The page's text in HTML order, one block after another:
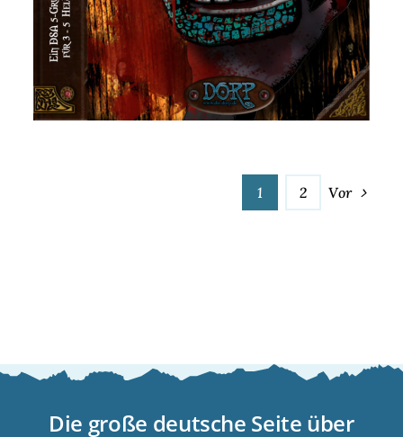
1 2 Vor
Die große deutsche Seite über